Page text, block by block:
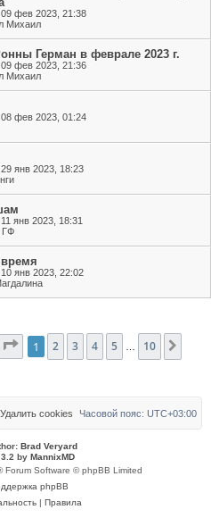
09 фев 2023, 21:38
Михаил
Герман в феврале 2023 г.
09 фев 2023, 21:36
Михаил
08 фев 2023, 01:24
29 янв 2023, 18:23
11 янв 2023, 18:31
ГФ
10 янв 2023, 22:02
Страница1 из
1 2 3 4 5 10
Часовой пояс: UTC+03:00
Удалить cookies
Brad Veryard
by MannixMD
Forum Software © phpBB Limited
phpBB
| Правила